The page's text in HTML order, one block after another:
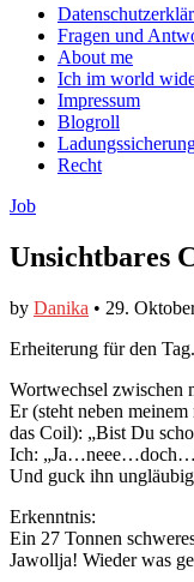
Facebook
anzeigen
Twitter
anzeigen
auf
Instagram
anzeigen
Main
menu
Skip
content
Fragen und
About me
Ich im world
Impressum
Blogroll
Recht
Job
Unsichtbares
by Danika • 29.
Erheiterung für den Tag.
Wortwechsel zwischen
Er (steht neben
das Coil): „Bist Du
Ich:
Und guck ihn
Erkenntnis:
Ein 27 Tonnen
Jawollja! Wieder was